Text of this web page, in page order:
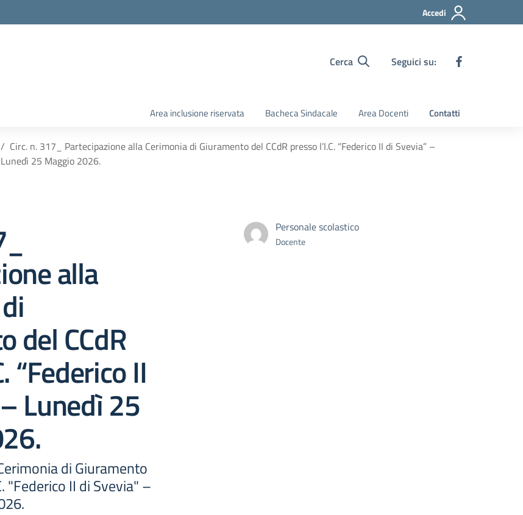
Accedi
Cerca Seguici su:
Area inclusione riservata Bacheca Sindacale Area Docenti Contatti
Circ. n. 317_ Partecipazione alla Cerimonia di Giuramento del CCdR presso l’I.C. “Federico II di Svevia” –
Lunedì 25 Maggio 2026.
alla
del CCdR
“Federico II
Lunedì 25
di Giuramento
"Federico II di Svevia" –
Personale scolastico
Docente